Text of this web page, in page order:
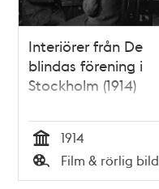
Interiörer från De
blindas förening i
Stockholm (1914)
Tid
1914
Typ
Film & rörlig bild